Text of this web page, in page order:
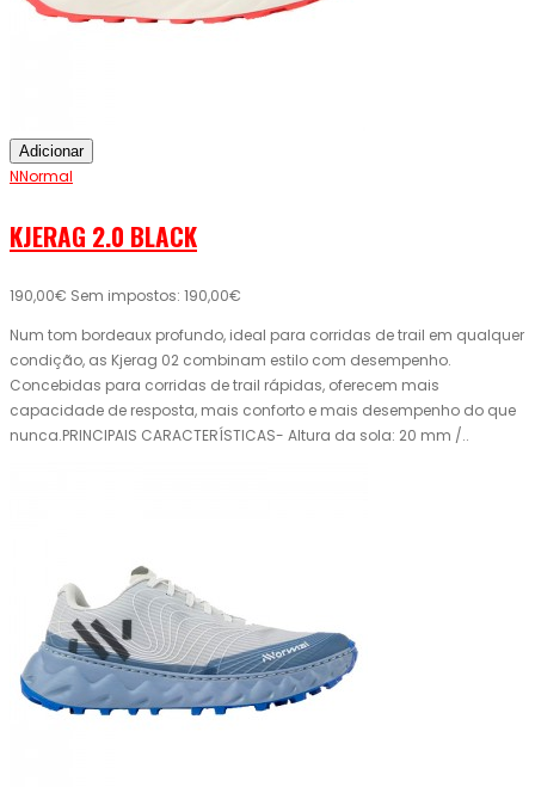
Adicionar
NNormal
KJERAG 2.0 BLACK
190,00€ Sem impostos: 190,00€
Num tom bordeaux profundo, ideal para corridas de trail em qualquer
condição, as Kjerag 02 combinam estilo com desempenho.
Concebidas para corridas de trail rápidas, oferecem mais
capacidade de resposta, mais conforto e mais desempenho do que
nunca.PRINCIPAIS CARACTERÍSTICAS- Altura da sola: 20 mm /..